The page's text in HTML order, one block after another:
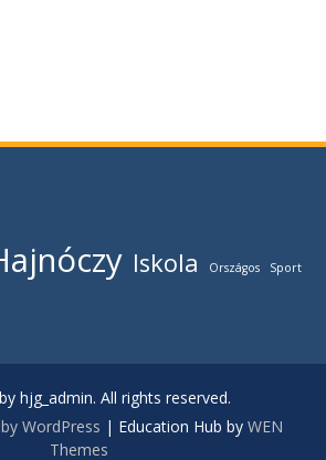
Iskola Országos
Sport
hjg_admin. All rights reserved.
WordPress | Education Hub by WEN
Themes